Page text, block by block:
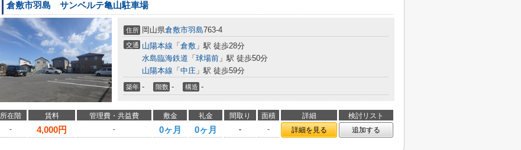
倉敷市羽島 サンベルテ亀山駐車場
住所 岡山県倉敷市羽島763-4
交通 山陽本線 「 倉敷 」駅 徒歩28分
水島臨海鉄道 「 球場前 」駅 徒歩50分
山陽本線 「 中庄 」駅 徒歩59分
築年 - 階数 - 構造 -
所在階 賃料 管理費・共益費 敷金 礼金 間取り 面積 詳細
検討リスト
-
4,000円 - 0ヶ月 0ヶ月 - - 詳細を見る 追加する